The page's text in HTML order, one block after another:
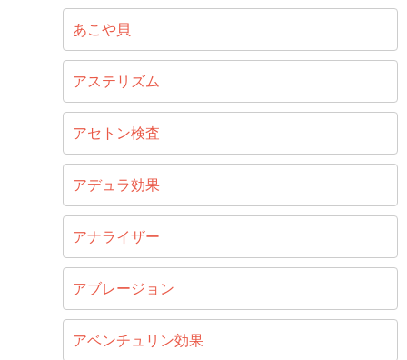
あこや貝
アステリズム
アセトン検査
アデュラ効果
アナライザー
アブレージョン
アベンチュリン効果